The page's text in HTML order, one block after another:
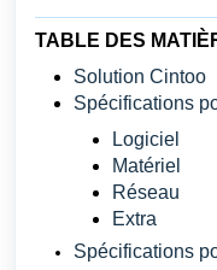
TABLE DES
Solution Cintoo
Spécifications
Logiciel
Matériel
Réseau
Extra
Spécifications